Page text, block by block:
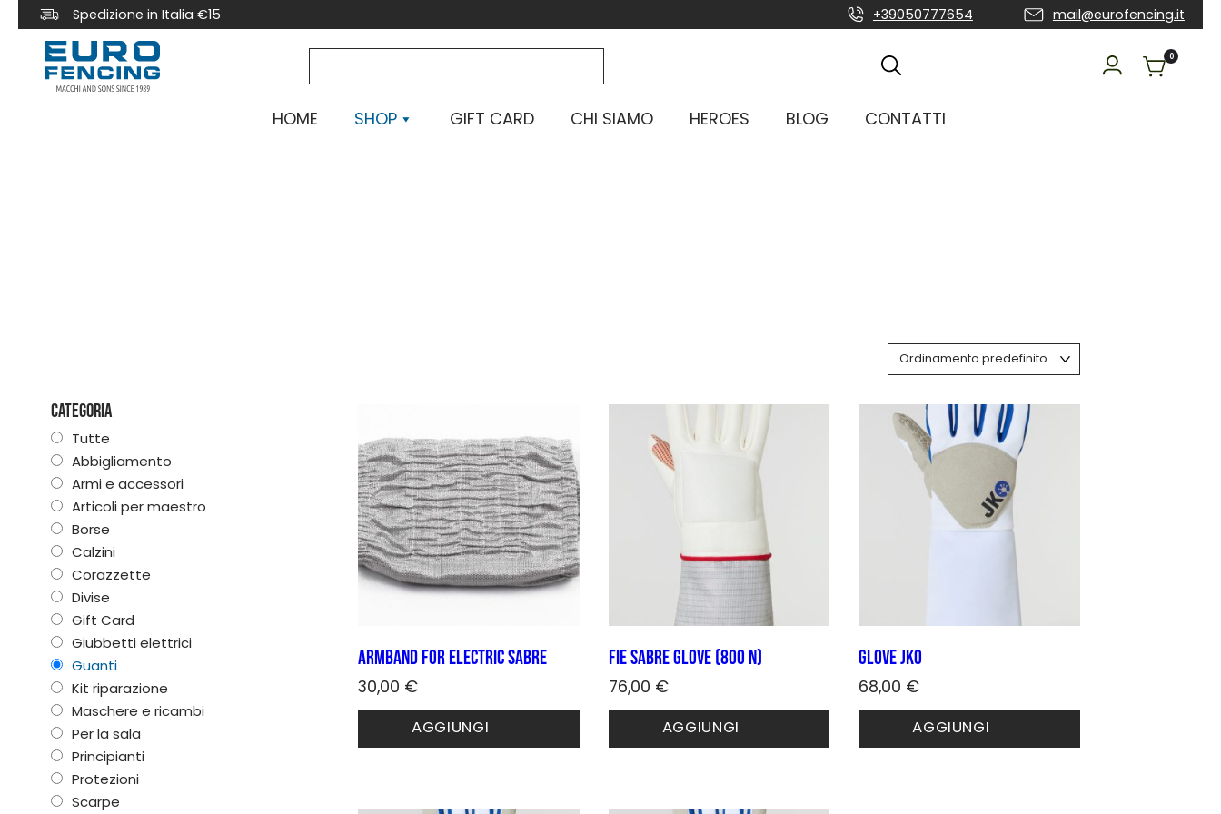
Spedizione in Italia €15 +39050777654 mail@eurofencing.it
0
HOME SHOP GIFT CARD CHI SIAMO HEROES BLOG CONTATTI
Categoria
Tutte
Abbigliamento
Armi e accessori
Articoli per maestro
Borse
Calzini
Corazzette
Divise
Gift Card
Giubbetti elettrici
Guanti
Kit riparazione
Maschere e ricambi
Per la sala
Principianti
Protezioni
Scarpe
Armband for electric sabre
30,00 €
AGGIUNGI
FIE Sabre Glove (800 N)
76,00 €
AGGIUNGI
Questo
prodotto
ha
Le
Glove JKO
68,00 €
AGGIUNGI
Questo
prodotto
ha